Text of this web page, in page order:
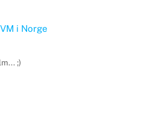
i Norge
;)